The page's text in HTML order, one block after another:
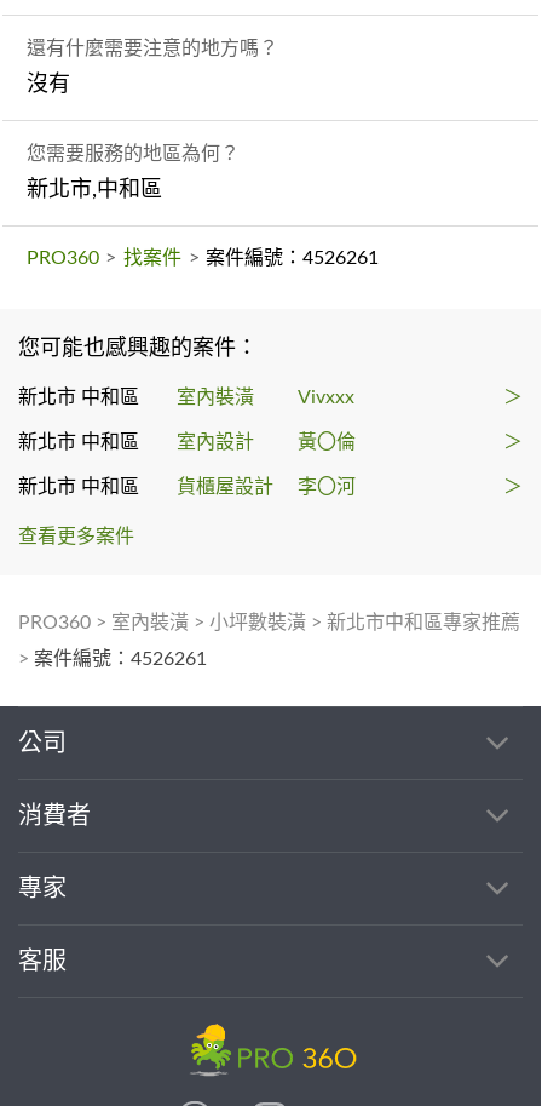
還有什麼需要注意的地方嗎？
沒有
您需要服務的地區為何？
新北市,中和區
PRO360 > 找案件 > 案件編號：4526261
您可能也感興趣的案件：
新北市 中和區 室內裝潢 Vivxxx ＞
新北市 中和區 室內設計 黃〇倫 ＞
新北市 中和區 貨櫃屋設計 李〇河 ＞
查看更多案件
PRO360 > 室內裝潢 > 小坪數裝潢 > 新北市中和區專家推薦
> 案件編號：4526261
公司
消費者
專家
客服